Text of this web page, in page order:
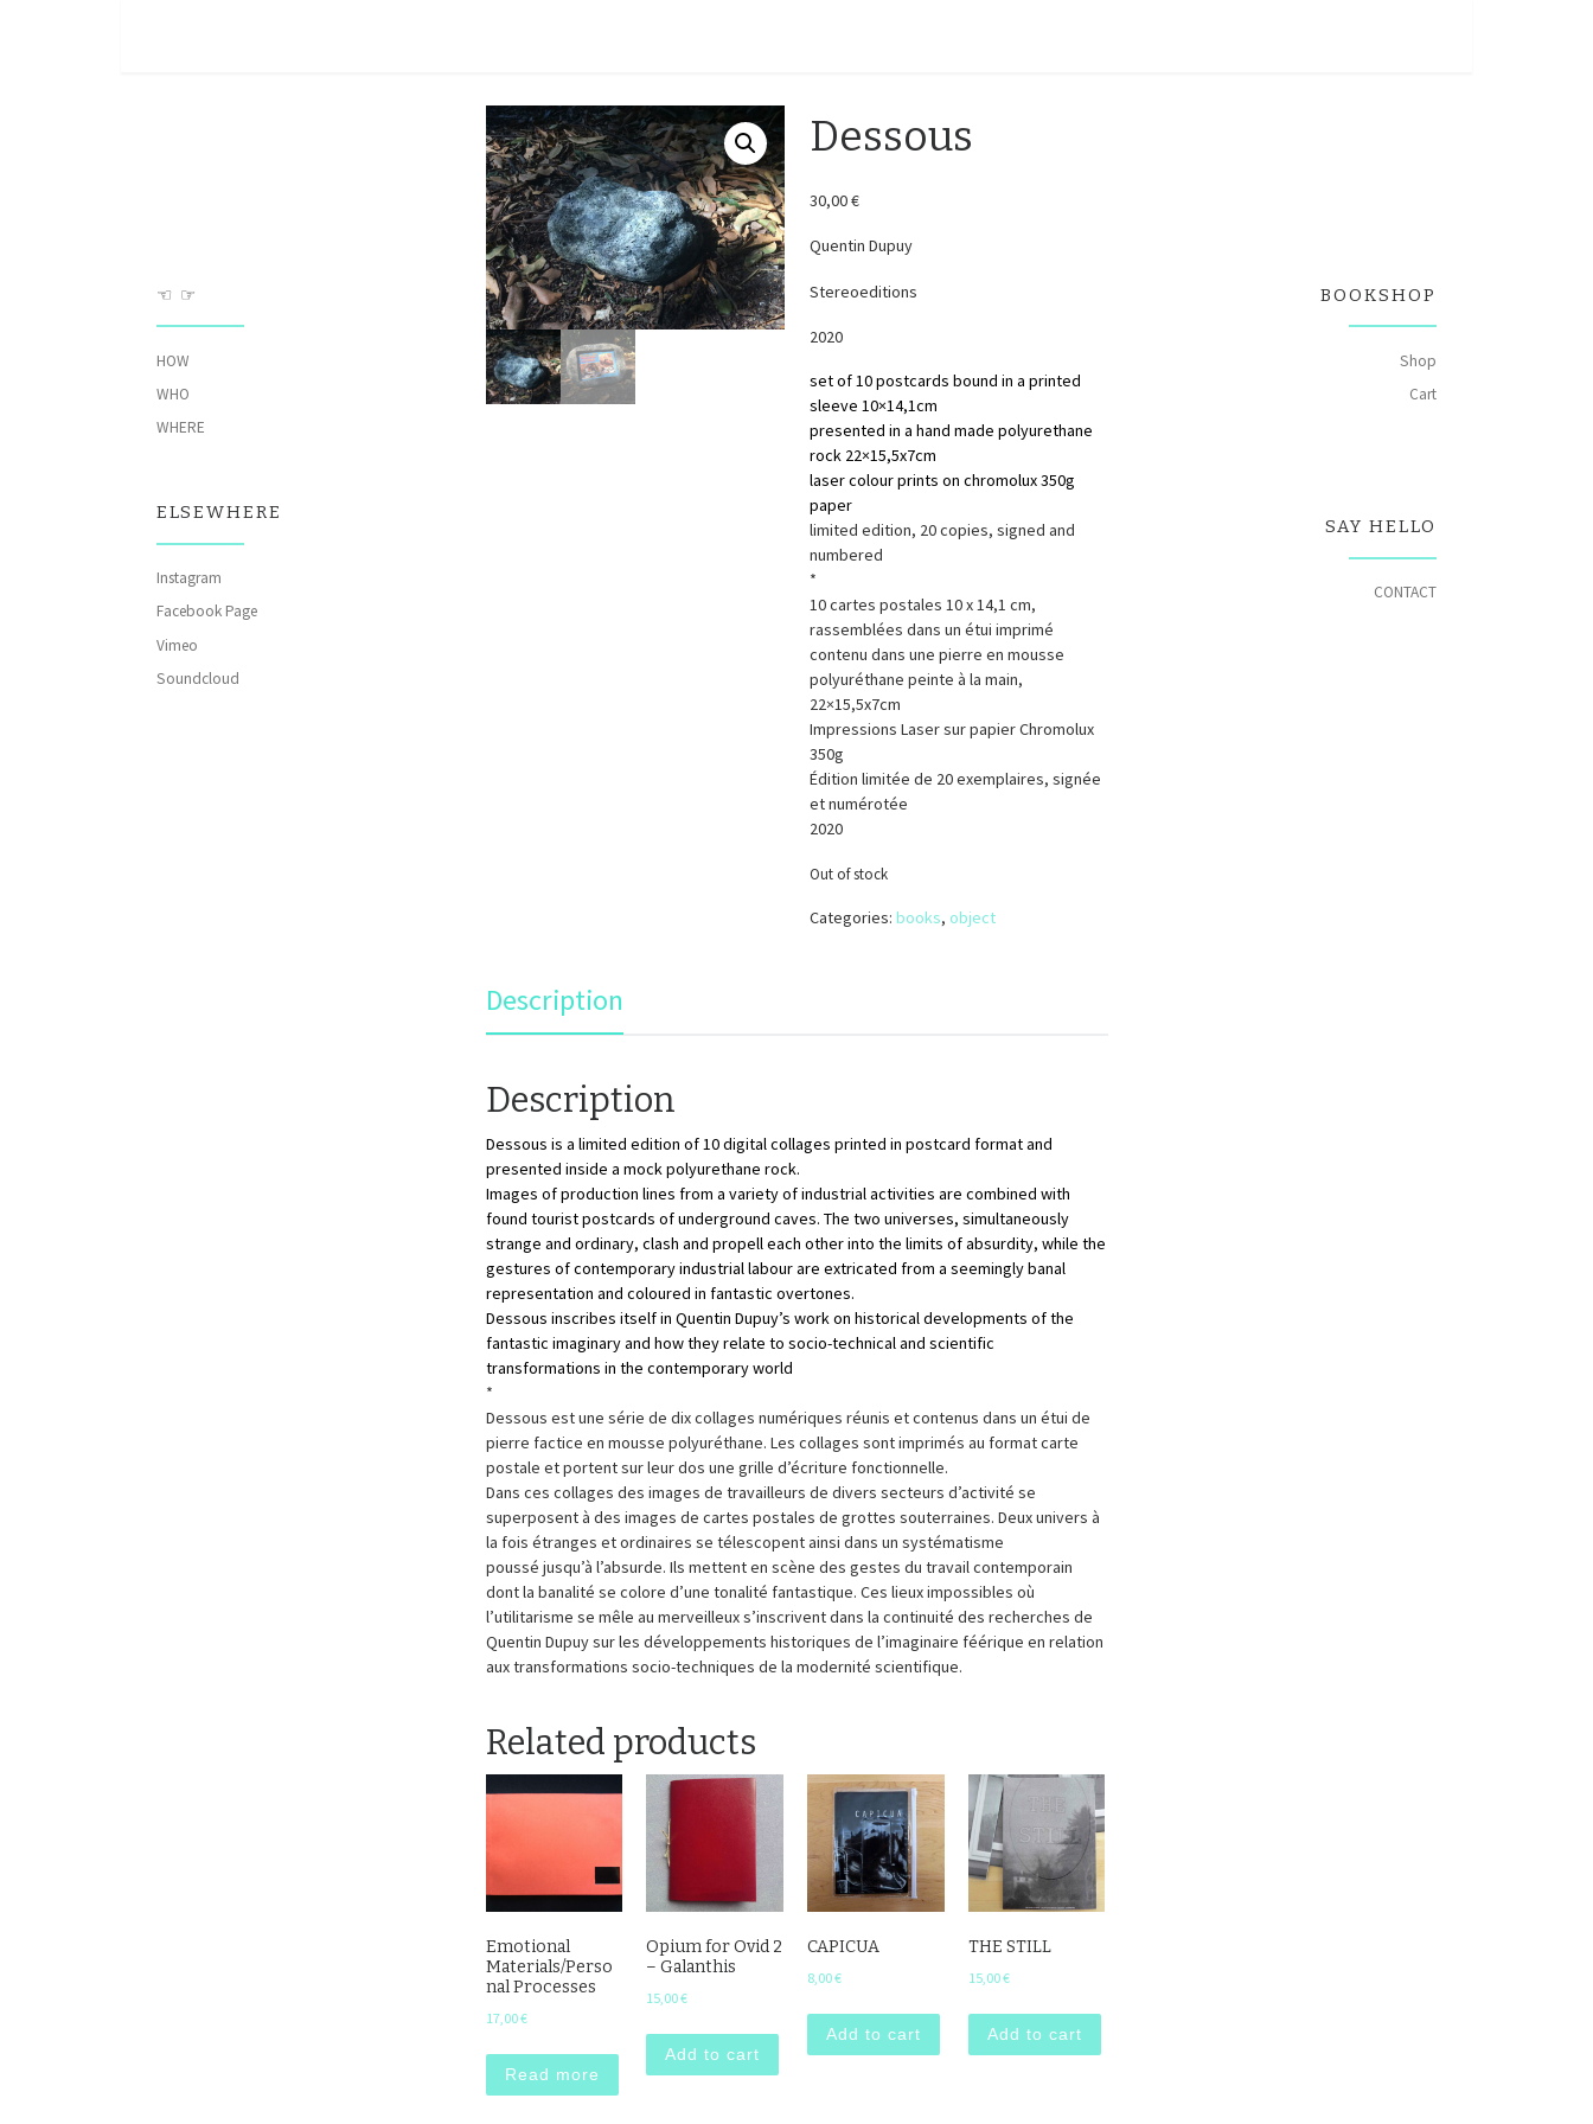
Dessous
30,00€
Quentin Dupuy
Stereoeditions
2020
set of 10 postcards bound in a printed
sleeve 10×14,1cm
presented in a hand made polyurethane
rock 22×15,5x7cm
laser colour prints on chromolux 350g
paper
limited edition, 20 copies, signed and
numbered
*
10 cartes postales 10 x 14,1 cm,
rassemblées dans un étui imprimé
contenu dans une pierre en mousse
polyuréthane peinte à la main,
22×15,5x7cm
Impressions Laser sur papier Chromolux
350g
Édition limitée de 20 exemplaires, signée
et numérotée
2020
Out of stock
Categories: books, object
Description
Description
Dessous is a limited edition of 10 digital collages printed in postcard format and
presented inside a mock polyurethane rock.
Images of production lines from a variety of industrial activities are combined with
found tourist postcards of underground caves. The two universes, simultaneously
strange and ordinary, clash and propell each other into the limits of absurdity, while the
gestures of contemporary industrial labour are extricated from a seemingly banal
representation and coloured in fantastic overtones.
Dessous inscribes itself in Quentin Dupuy’s work on historical developments of the
fantastic imaginary and how they relate to socio-technical and scientific
transformations in the contemporary world
*
Dessous est une série de dix collages numériques réunis et contenus dans un étui de
pierre factice en mousse polyuréthane. Les collages sont imprimés au format carte
postale et portent sur leur dos une grille d’écriture fonctionnelle.
Dans ces collages des images de travailleurs de divers secteurs d’activité se
superposent à des images de cartes postales de grottes souterraines. Deux univers à
la fois étranges et ordinaires se télescopent ainsi dans un systématisme
poussé jusqu’à l’absurde. Ils mettent en scène des gestes du travail contemporain
dont la banalité se colore d’une tonalité fantastique. Ces lieux impossibles où
l’utilitarisme se mêle au merveilleux s’inscrivent dans la continuité des recherches de
Quentin Dupuy sur les développements historiques de l’imaginaire féérique en relation
aux transformations socio-techniques de la modernité scientifique.
Related products
Emotional
Materials/Perso
nal Processes
17,00€
Read more
Opium for Ovid 2
– Galanthis
15,00€
Add to cart
CAPICUA
8,00€
Add to cart
THE STILL
15,00€
Add to cart
☜ ☞
HOW
WHO
WHERE
ELSEWHERE
Instagram
Facebook Page
Vimeo
Soundcloud
BOOKSHOP
Shop
Cart
SAY HELLO
CONTACT